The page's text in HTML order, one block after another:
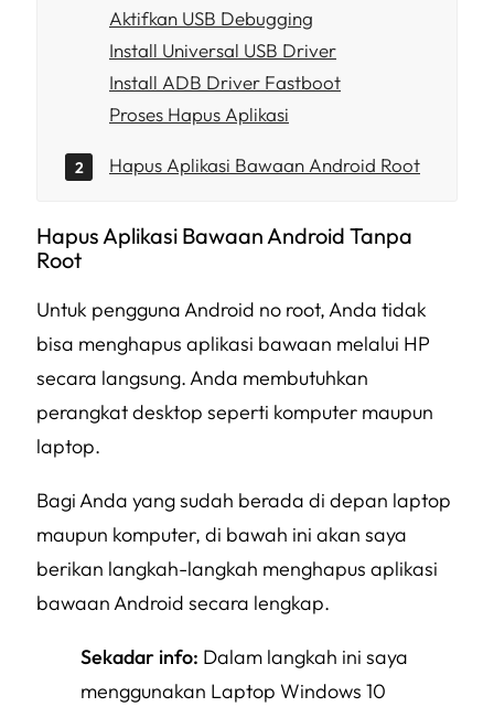
Aktifkan USB Debugging
Install Universal USB Driver
Install ADB Driver Fastboot
Proses Hapus Aplikasi
Hapus Aplikasi Bawaan Android Root
Hapus Aplikasi Bawaan Android Tanpa
Root
Untuk pengguna Android no root, Anda tidak
bisa menghapus aplikasi bawaan melalui HP
secara langsung. Anda membutuhkan
perangkat desktop seperti komputer maupun
laptop.
Bagi Anda yang sudah berada di depan laptop
maupun komputer, di bawah ini akan saya
berikan langkah-langkah menghapus aplikasi
bawaan Android secara lengkap.
Sekadar info: Dalam langkah ini saya
menggunakan Laptop Windows 10